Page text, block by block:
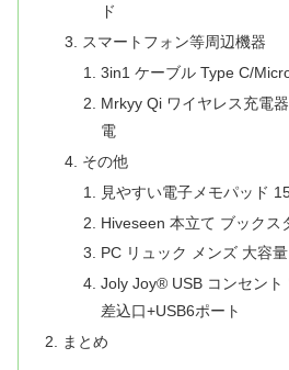
ド
スマートフォン等周辺機器
3in1 ケーブル Type C/
Mrkyy Qi ワイヤレス充電
電
その他
見やすい電子メモパッド
Hiveseen 本立て ブックス
PC リュック メンズ 大容
Joly Joy® USB コンセント
差込口+USB6ポート
まとめ